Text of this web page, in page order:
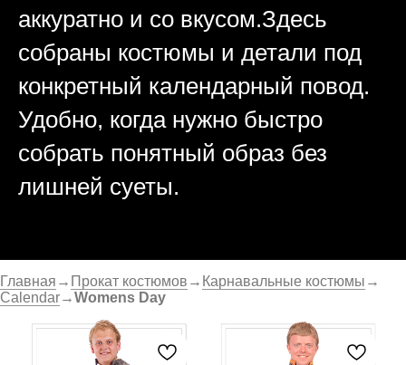
аккуратно и со вкусом.Здесь
собраны костюмы и детали под
конкретный календарный повод.
Удобно, когда нужно быстро
собрать понятный образ без
лишней суеты.
Главная → Прокат костюмов → Карнавальные костюмы →
Calendar→Womens Day